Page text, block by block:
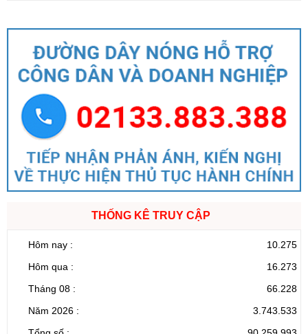
THỐNG KÊ TRUY CẬP
Hôm nay :
10.275
Hôm qua :
16.273
Tháng 08 :
66.228
Năm 2026 :
3.743.533